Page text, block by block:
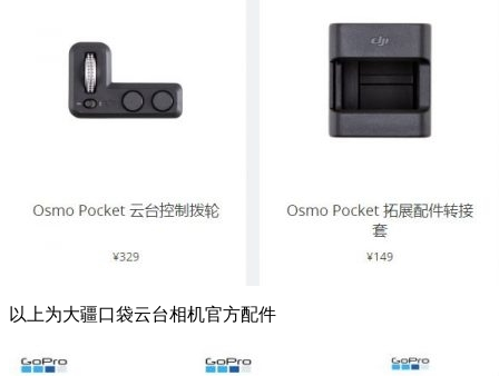
以上为大疆口袋云台相机官方配件